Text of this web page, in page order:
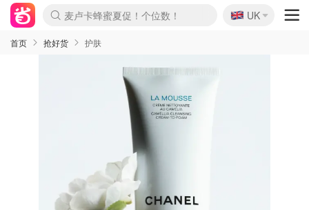
麦卢卡蜂蜜夏促！个位数！
Prada/Miu 4.8折！
啥？必胜客披萨5折！
🇬🇧
UK
首页 抢好货 护肤